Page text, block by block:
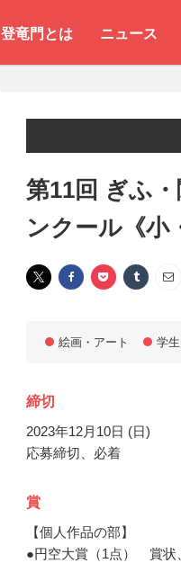
登竜門とは ニュース
第11回 ぎふ
ンクール《小
絵画・アート 学
締切
2023年12月10日 (日)
応募締切、必着
賞
【個人作品の部】
●円空大賞（1点） 賞状